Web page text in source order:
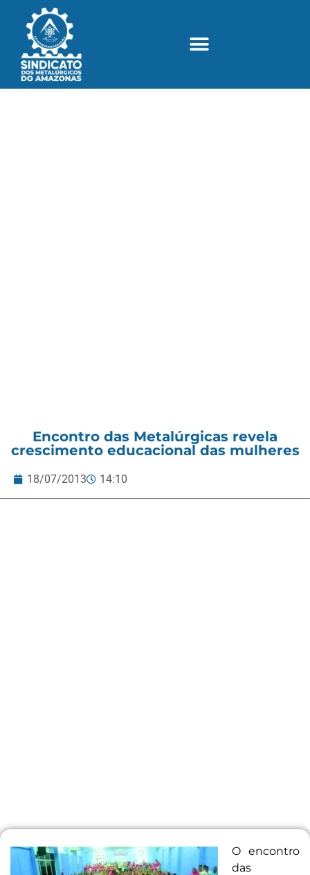
Encontro das Metalúrgicas revela
crescimento educacional das mulheres
18/07/2013 14:10
O encontro
das